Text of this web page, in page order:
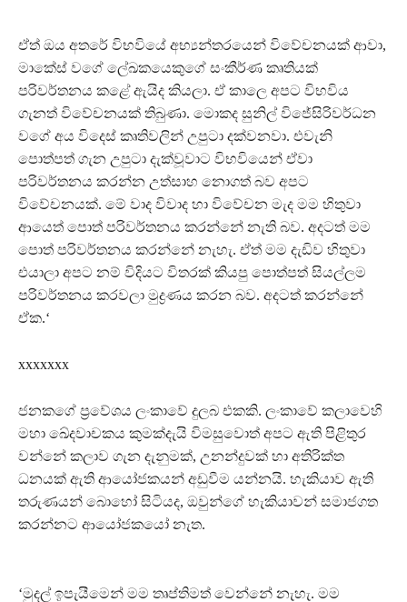
ඒත් ඔය අතරේ විභවියේ අභ්‍යන්තරයෙන් විවේචනයක් ආවා,
මාකේස් වගේ ලේඛකයෙකුගේ සංකීර්ණ කෘතියක්
පරිවර්තනය කළේ ඇයිද කියලා. ඒ කාලෙ අපට විභවිය
ගැනත් විවේචනයක් තිබුණා. මොකද සුනිල් විජේසිරිවර්ධන
වගේ අය විදෙස් කෘතිවලින් උපුටා දක්වනවා. එවැනි
පොත්පත් ගැන උපුටා දැක්වූවාට විභවියෙන් ඒවා
පරිවර්තනය කරන්න උත්සාහ නොගත් බව අපට
විවේචනයක්. මේ වාද විවාද හා විවේචන මැද මම හිතුවා
ආයෙත් පොත් පරිවර්තනය කරන්නේ නැති බව. අදටත් මම
පොත් පරිවර්තනය කරන්නේ නැහැ. ඒත් මම දැඩිව හිතුවා
එයාලා අපට නම් විදියට විතරක් කියපු පොත්පත් සියල්ලම
පරිවර්තනය කරවලා මුද්‍රණය කරන බව. අදටත් කරන්නේ
ඒක.‘
xxxxxxx
ජනකගේ ප‍්‍රවේශය ලංකාවේ දුලබ එකකි. ලංකාවේ කලාවෙහි
මහා ඛේදවාචකය කුමක්දැයි විමසුවොත් අපට ඇති පිළිතුර
වන්නේ කලාව ගැන දැනුමක්, උනන්දුවක් හා අතිරික්ත
ධනයක් ඇති ආයෝජකයන් අඩුවීම යන්නයි. හැකියාව ඇති
තරුණයන් බොහෝ සිටියද, ඔවුන්ගේ හැකියාවන් සමාජගත
කරන්නට ආයෝජකයෝ නැත.
‘මුදල් ඉපැයීමෙන් මම තෘප්තිමත් වෙන්නේ නැහැ. මම